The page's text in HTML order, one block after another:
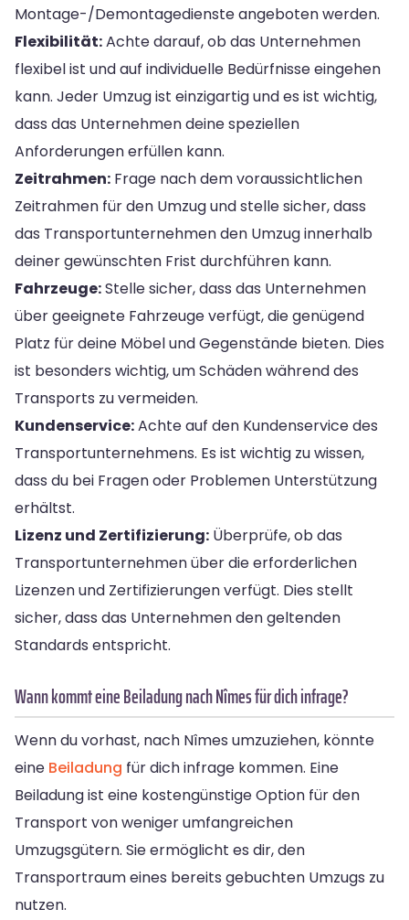
Montage-/Demontagedienste angeboten werden.
Flexibilität:Achte darauf, ob das Unternehmen
flexibel ist und auf individuelle Bedürfnisse eingehen
kann. Jeder Umzug ist einzigartig und es ist wichtig,
dass das Unternehmen deine speziellen
Anforderungen erfüllen kann.
Zeitrahmen: Frage nach dem voraussichtlichen
Zeitrahmen für den Umzug und stelle sicher, dass
das Transportunternehmen den Umzug innerhalb
deiner gewünschten Frist durchführen kann.
Fahrzeuge:Stelle sicher, dass das Unternehmen
über geeignete Fahrzeuge verfügt, die genügend
Platz für deine Möbel und Gegenstände bieten. Dies
ist besonders wichtig, um Schäden während des
Transports zu vermeiden.
Kundenservice:Achte auf den Kundenservice des
Transportunternehmens. Es ist wichtig zu wissen,
dass du bei Fragen oder Problemen Unterstützung
erhältst.
Lizenz und Zertifizierung: Überprüfe, ob das
Transportunternehmen über die erforderlichen
Lizenzen und Zertifizierungen verfügt. Dies stellt
sicher, dass das Unternehmen den geltenden
Standards entspricht.
Wann kommt eine Beiladung nach Nîmes für dich infrage?
Wenn du vorhast, nach Nîmes umzuziehen, könnte
eine Beiladung für dich infrage kommen. Eine
Beiladung ist eine kostengünstige Option für den
Transport von weniger umfangreichen
Umzugsgütern. Sie ermöglicht es dir, den
Transportraum eines bereits gebuchten Umzugs zu
nutzen.